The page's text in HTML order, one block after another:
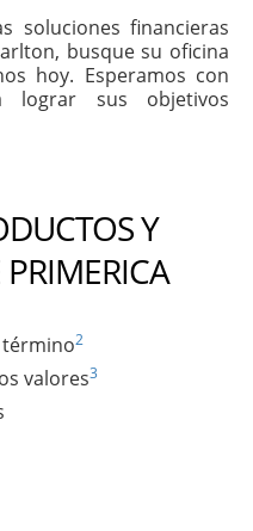
soluciones financieras
busque su oficina
hoy. Esperamos con
lograr sus objetivos
Y
PRIMERICA
término2
valores3